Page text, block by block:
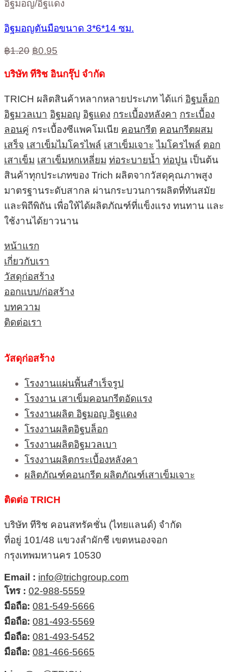
อิฐมอญ/อิฐแดง
อิฐมอญตันมือขนาด 3*6*14 ซม.
฿1.20 Original
was:
฿0.95
is:
บริษัท ทีริช อินกรุ๊ป จำกัด
TRICH ผลิตสินค้าหลากหลายประเภท ได้แก่ อิฐบล็อก
อิฐมวลเบา อิฐมอญ อิฐแดง กระเบื้องหลังคา กระเบื้อง
ลอนคู่ กระเบื้องซีแพคโมเนีย คอนกรีต คอนกรีตผสม
เสร็จ เสาเข็มไมโครไพล์ เสาเข็มเจาะ ไมโครไพล์ ตอก
เสาเข็ม เสาเข็มหกเหลี่ยม ท่อระบายน้ำ ท่อปูน เป็นต้น
สินค้าทุกประเภทของ Trich ผลิตจากวัสดุคุณภาพสูง
มาตรฐานระดับสากล ผ่านกระบวนการผลิตที่ทันสมัย
และพิถีพิถัน เพื่อให้ได้ผลิตภัณฑ์ที่แข็งแรง ทนทาน และ
ใช้งานได้ยาวนาน
หน้าแรก
เกี่ยวกับเรา
วัสดุก่อสร้าง
ออกแบบ/ก่อสร้าง
บทความ
ติดต่อเรา
วัสดุก่อสร้าง
โรงงานแผ่นพื้นสำเร็จรูป
โรงงาน เสาเข็มคอนกรีตอัดแรง
โรงงานผลิต อิฐมอญ อิฐแดง
โรงงานผลิตอิฐบล็อก
โรงงานผลิตอิฐมวลเบา
โรงงานผลิตกระเบื้องหลังคา
ผลิตภัณฑ์คอนกรีต ผลิตภัณฑ์เสาเข็มเจาะ
ติดต่อ TRICH
บริษัท ทีริช คอนสทรัคชั่น (ไทยแลนด์) จำกัด
ที่อยู่ 101/48 แขวงลำผักชี เขตหนองจอก
กรุงเทพมหานคร 10530
Email : info@trichgroup.com
โทร : 02-988-5559
มือถือ: 081-549-5666
มือถือ: 081-493-5569
มือถือ: 081-493-5452
มือถือ: 081-466-5665